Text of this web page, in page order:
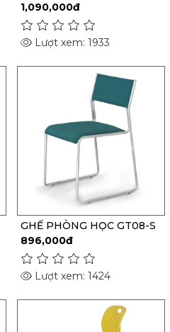
M
1,090,000đ
Lượt xem: 1933
GHẾ PHÒNG HỌC GT08-S
896,000đ
Lượt xem: 1424